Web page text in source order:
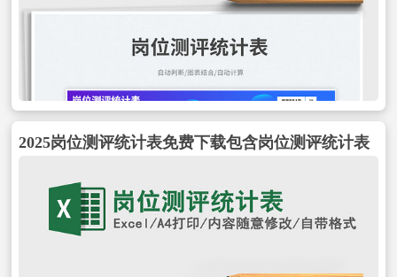
2025岗位测评统计表免费下载包含岗位测评统计表